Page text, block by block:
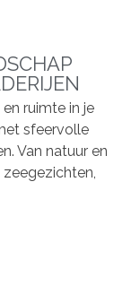
ruimte in je
sfeervolle
Van natuur en